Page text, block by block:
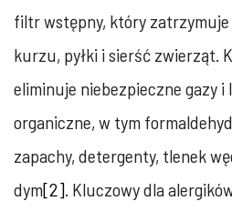
filtr wstępny, który
kurzu, pyłki i sierść zwierząt.
eliminuje niebezpieczne gazy i
organiczne, w tym
zapachy, detergenty, tlenek
dym[2] . Kluczowy dla